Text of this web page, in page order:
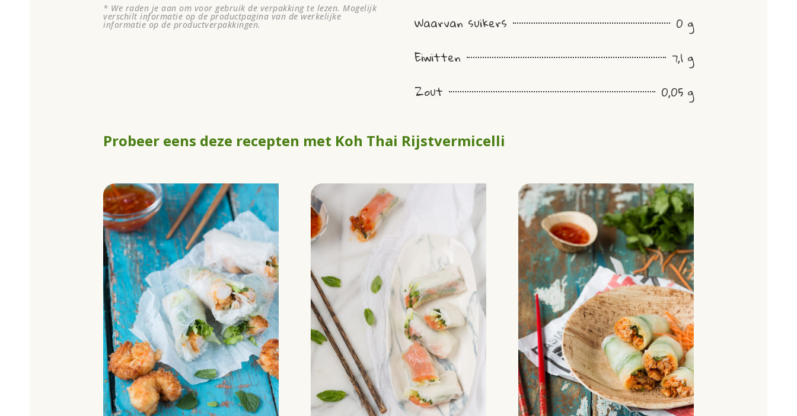
* We raden je aan om voor gebruik de verpakking te lezen. Mogelijk
verschilt informatie op de productpagina van de werkelijke
informatie op de productverpakkingen.
Waarvan suikers
0 g
Eiwitten
7,1 g
Zout
0,05 g
Probeer eens deze recepten met Koh Thai Rijstvermicelli